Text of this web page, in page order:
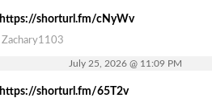
https://shorturl.fm/cNyWv
Zachary1103
July 25, 2026 @ 11:09 PM
https://shorturl.fm/65T2v